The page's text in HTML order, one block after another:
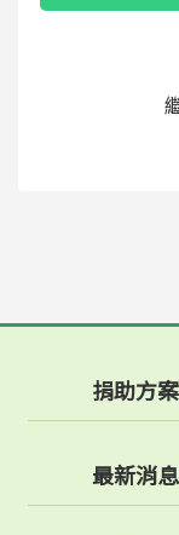
捐助方案
最新消息